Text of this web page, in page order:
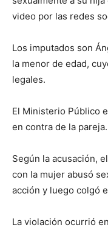
video por las redes
Los imputados son
la menor de edad,
legales.
El Ministerio Público
en contra de la pareja.
Según la acusación,
con la mujer abusó
acción y luego colgó
La violación ocurrió